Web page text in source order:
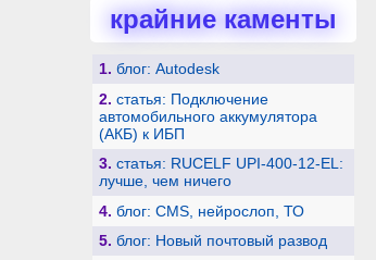
крайние каменты
1. блог: Autodesk
2. статья: Подключение
автомобильного аккумулятора
(АКБ) к ИБП
3. статья: RUCELF UPI-400-12-EL:
лучше, чем ничего
4. блог: CMS, нейрослоп, ТО
5. блог: Новый почтовый развод